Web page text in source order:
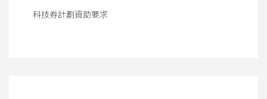
科技券計劃資助要求